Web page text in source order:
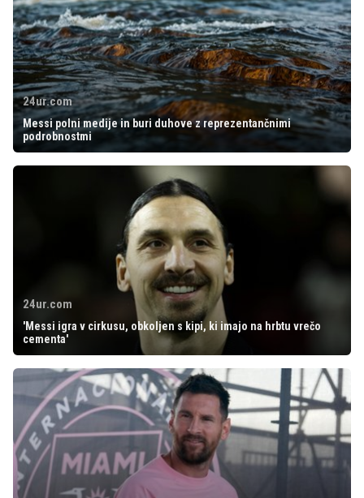
24ur.com
Messi polni medije in buri duhove z reprezentančnimi
podrobnostmi
24ur.com
'Messi igra v cirkusu, obkoljen s kipi, ki imajo na hrbtu vrečo
cementa'